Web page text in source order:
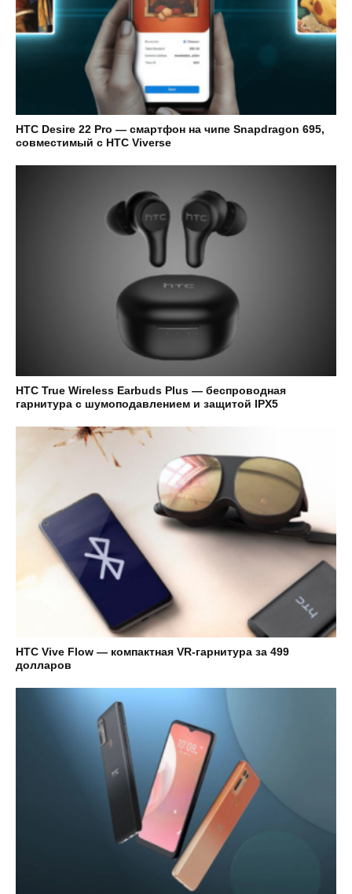
HTC Desire 22 Pro — смартфон на чипе Snapdragon 695,
совместимый с HTC Viverse
HTC True Wireless Earbuds Plus — беспроводная
гарнитура с шумоподавлением и защитой IPX5
HTC Vive Flow — компактная VR-гарнитура за 499
долларов